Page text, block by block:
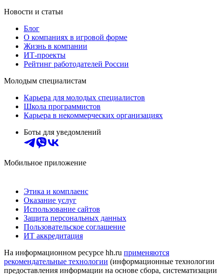
Новости и статьи
Блог
О компаниях в игровой форме
Жизнь в компании
ИТ-проекты
Рейтинг работодателей России
Молодым специалистам
Карьера для молодых специалистов
Школа программистов
Карьера в некоммерческих организациях
Боты для уведомлений
Мобильное приложение
Этика и комплаенс
Оказание услуг
Использование сайтов
Защита персональных данных
Пользовательское соглашение
ИТ аккредитация
На информационном ресурсе hh.ru применяются
рекомендательные технологии (информационные технологии
предоставления информации на основе сбора, систематизации